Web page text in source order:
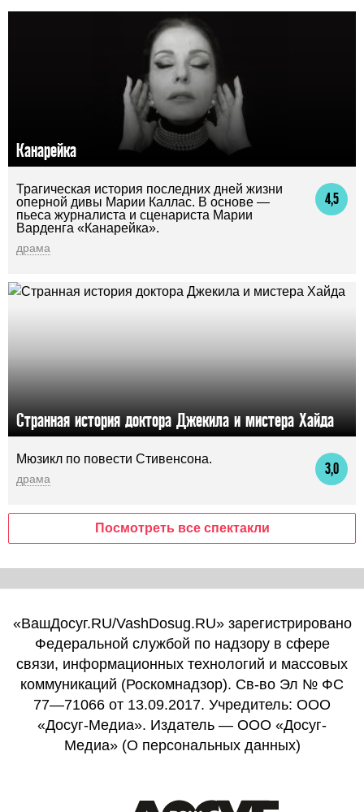
Канарейка
4,5
Трагическая история последних дней жизни
оперной дивы Марии Каллас. В основе —
пьеса журналиста и сценариста Марии
Варденга «Канарейка».
драма
Странная история доктора Джекила и мистера Хайда
3,0
Мюзикл по повести Стивенсона.
драма
Посмотреть все спектакли
«ВашДосуг.RU/VashDosug.RU» зарегистрировано
Федеральной службой по надзору в сфере
связи, информационных технологий и массовых
коммуникаций (Роскомнадзор). Св-во Эл № ФС
77—71066 от 13.09.2017. Учредитель: ООО
«Досуг-Медиа». Издатель — ООО «Досуг-
Медиа» (О персональных данных)